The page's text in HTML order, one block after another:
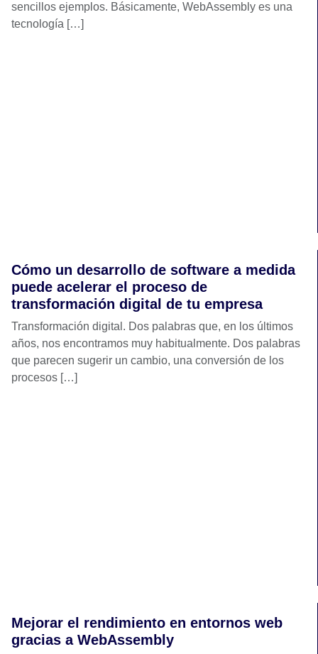
sencillos ejemplos. Básicamente, WebAssembly es una
tecnología […]
Cómo un desarrollo de software a medida
puede acelerar el proceso de
transformación digital de tu empresa
Transformación digital. Dos palabras que, en los últimos
años, nos encontramos muy habitualmente. Dos palabras
que parecen sugerir un cambio, una conversión de los
procesos […]
Mejorar el rendimiento en entornos web
gracias a WebAssembly